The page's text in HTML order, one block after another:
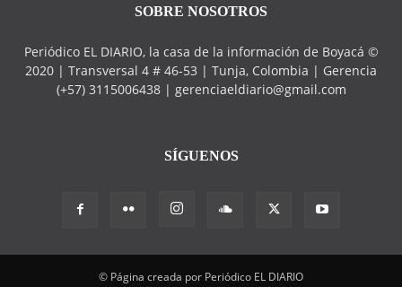
SOBRE NOSOTROS
Periódico EL DIARIO, la casa de la información de Boyacá ©
2020 | Transversal 4 # 46-53 | Tunja, Colombia | Gerencia
(+57) 3115006438 | gerenciaeldiario@gmail.com
SÍGUENOS
© Página creada por Periódico EL DIARIO